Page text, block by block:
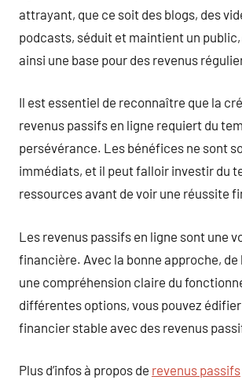
attrayant, que ce soit des blogs, des
podcasts, séduit et maintient un
ainsi une base pour des revenus
Il est essentiel de reconnaître que la
revenus passifs en ligne requiert du
persévérance. Les bénéfices ne sont
immédiats, et il peut falloir investir du
ressources avant de voir une réussite
Les revenus passifs en ligne sont une
financière. Avec la bonne approche, de
une compréhension claire du
différentes options, vous pouvez
financier stable avec des revenus
Plus d’infos à propos de revenus passifs